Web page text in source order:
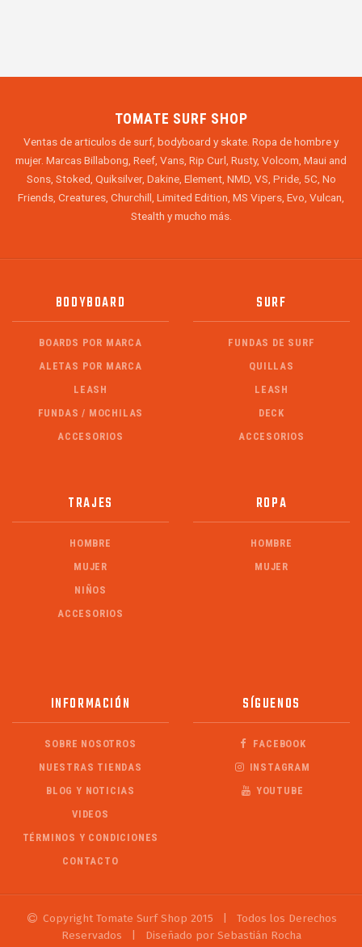
TOMATE SURF SHOP
Ventas de articulos de surf, bodyboard y skate. Ropa de hombre y
mujer. Marcas Billabong, Reef, Vans, Rip Curl, Rusty, Volcom, Maui and
Sons, Stoked, Quiksilver, Dakine, Element, NMD, VS, Pride, 5C, No
Friends, Creatures, Churchill, Limited Edition, MS Vipers, Evo, Vulcan,
Stealth y mucho más.
BODYBOARD
BOARDS POR MARCA
ALETAS POR MARCA
LEASH
FUNDAS / MOCHILAS
ACCESORIOS
SURF
FUNDAS DE SURF
QUILLAS
LEASH
DECK
ACCESORIOS
TRAJES
HOMBRE
MUJER
NIÑOS
ACCESORIOS
ROPA
HOMBRE
MUJER
INFORMACIÓN
SOBRE NOSOTROS
NUESTRAS TIENDAS
BLOG Y NOTICIAS
VIDEOS
TÉRMINOS Y CONDICIONES
CONTACTO
SÍGUENOS
FACEBOOK
INSTAGRAM
YOUTUBE
Copyright Tomate Surf Shop 2015
Todos los Derechos
Reservados
Diseñado por Sebastián Rocha